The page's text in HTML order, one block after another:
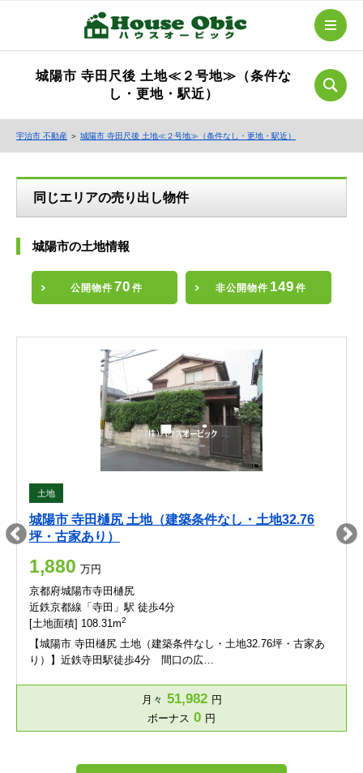
城陽市 寺田尺後 土地≪２号地≫（条件な
し・更地・駅近）
宇治市 不動産 ＞ 城陽市 寺田尺後 土地≪２号地≫（条件なし・更地・駅近）
同じエリアの売り出し物件
城陽市の土地情報
公開物件 70 件 非公開物件 149 件
土地
城陽市 寺田樋尻 土地（建築条件なし・土地32.76
坪・古家あり）
1,880 万円
京都府城陽市寺田樋尻
近鉄京都線「寺田」駅 徒歩4分
[土地面積] 108.31m2
【城陽市 寺田樋尻 土地（建築条件なし・土地32.76坪・古家あ
り）】近鉄寺田駅徒歩4分 間口の広…
月々 51,982 円
ボーナス 0 円